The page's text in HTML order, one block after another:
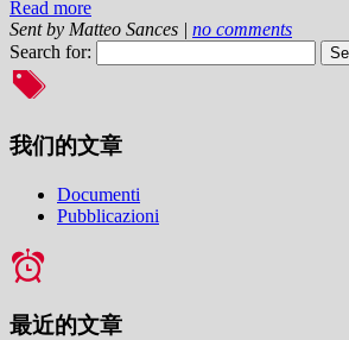
Read more
Sent by Matteo Sances | no comments
Search for:
我们的文章
Documenti
Pubblicazioni
最近的文章